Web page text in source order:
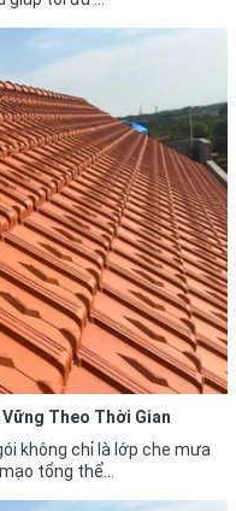
Theo Thời Gian
không chỉ là lớp che mưa
tổng thể...